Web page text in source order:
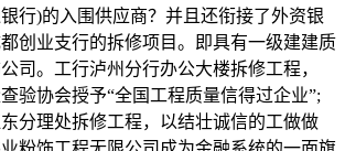
行)的入围供应商？并且还衔接了外资银
创业支行的拆修项目。即具有一级建建质
司。工行泸州分行办公大楼拆修工程，
验协会授予“全国工程质量信得过企业”;
分理处拆修工程，以结壮诚信的工做做